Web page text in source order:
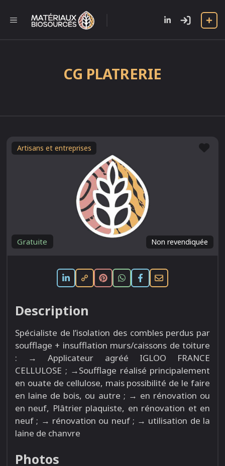
contenu
MENU
CG PLATRERIE
Non revendiquée
Gratuite
Artisans et entreprises
Description
Spécialiste de l’isolation des combles perdus par
soufflage + insufflation murs/caissons de toiture
: → Applicateur agréé IGLOO FRANCE
CELLULOSE ; →Soufflage réalisé principalement
en ouate de cellulose, mais possibilité de le faire
en laine de bois, ou autre ; → en rénovation ou
en neuf, Plâtrier plaquiste, en rénovation et en
neuf ; → rénovation ou neuf ; → utilisation de la
laine de chanvre
Photos